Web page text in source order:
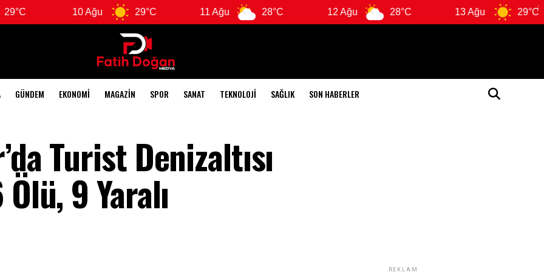
29°C 28°C 28°C 29°C
GÜNDEM EKONOMI MAGAZIN SPOR SANAT TEKNOLOJI SAĞLIK SON HABERLER
Turist Denizaltısı
9 Yaralı
REKLAM